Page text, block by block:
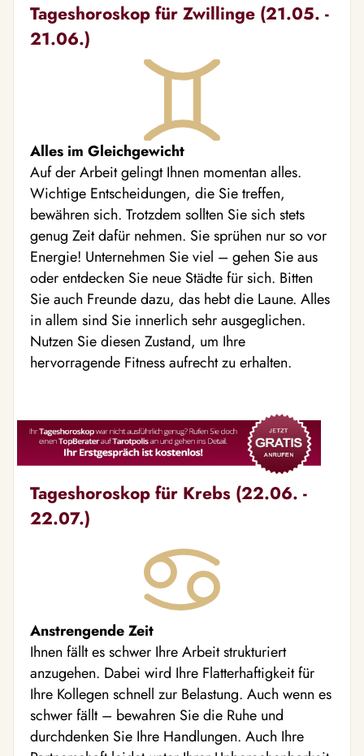
Tageshoroskop für Zwillinge (21.05. -
21.06.)
Alles im Gleichgewicht
Auf der Arbeit gelingt Ihnen momentan alles.
Wichtige Entscheidungen, die Sie treffen,
bewähren sich. Trotzdem sollten Sie sich stets
genug Zeit dafür nehmen. Sie sprühen nur so vor
Energie! Unternehmen Sie viel – gehen Sie aus
oder entdecken Sie neue Städte für sich. Bitten
Sie auch Freunde dazu, das hebt die Laune. Alles
in allem sind Sie innerlich sehr ausgeglichen.
Nutzen Sie diesen Zustand, um Ihre
hervorragende Fitness aufrecht zu erhalten.
Tageshoroskop für Krebs (22.06. -
22.07.)
Anstrengende Zeit
Ihnen fällt es schwer Ihre Arbeit strukturiert
anzugehen. Dabei wird Ihre Flatterhaftigkeit für
Ihre Kollegen schnell zur Belastung. Auch wenn es
schwer fällt – bewahren Sie die Ruhe und
durchdenken Sie Ihre Handlungen. Auch Ihre